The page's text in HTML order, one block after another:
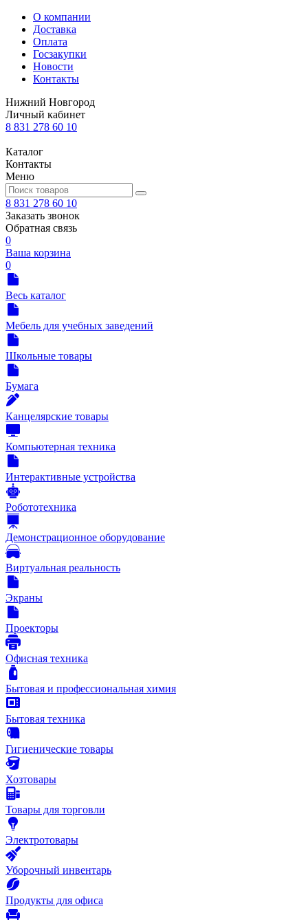
О компании
Доставка
Оплата
Госзакупки
Новости
Контакты
Нижний Новгород
Личный кабинет
8 831 278 60 10
Каталог
Контакты
Меню
8 831 278 60 10
Заказать звонок
Обратная связь
0
Ваша корзина
0
Весь каталог
Мебель для учебных заведений
Школьные товары
Бумага
Канцелярские товары
Компьютерная техника
Интерактивные устройства
Робототехника
Демонстрационное оборудование
Виртуальная реальность
Экраны
Проекторы
Офисная техника
Бытовая и профессиональная химия
Бытовая техника
Гигиенические товары
Хозтовары
Товары для торговли
Электротовары
Уборочный инвентарь
Продукты для офиса